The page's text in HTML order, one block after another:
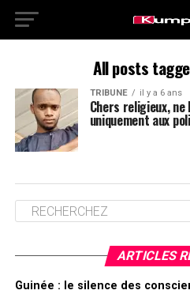
All posts
TRIBUNE il y a 6 ans
Chers religieux,
uniquement aux
ARTICLES
Guinée : le silence des